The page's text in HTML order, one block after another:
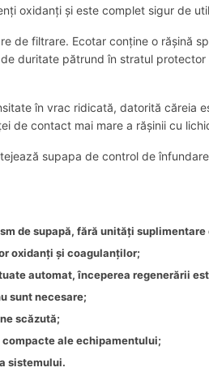
oxidanți și este complet sigur de
de filtrare. Ecotar conține o rășină
duritate pătrund în stratul
în vrac ridicată, datorită
de contact mai mare a rășinii cu
supapa de control de
de supapă, fără unități suplimentare
oxidanți și coagulanților;
automat, începerea regenerării
sunt necesare;
scăzută;
ale echipamentului;
sistemului.